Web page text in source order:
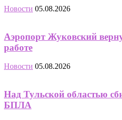
Новости 05.08.2026
Аэропорт Жуковский
работе
Новости 05.08.2026
Над Тульской областью
БПЛА